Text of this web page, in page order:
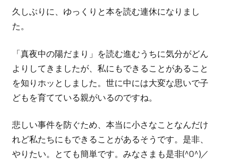
ン
あ
り
せ
ん
久しぶりに、ゆっくりと本を読む連休になりまし
た。
「真夜中の陽だまり」を読む進むうちに気分がどん
よりしてきましたが、私にもできることがあること
を知りホッとしました。世に中には大変な思いで子
どもを育てている親がいるのですね。
悲しい事件を防ぐため、本当に小さなことなんだけ
れど私たちにもできることがあるそうです。是非、
やりたい。とても簡単です。みなさまも是非(^O^)／